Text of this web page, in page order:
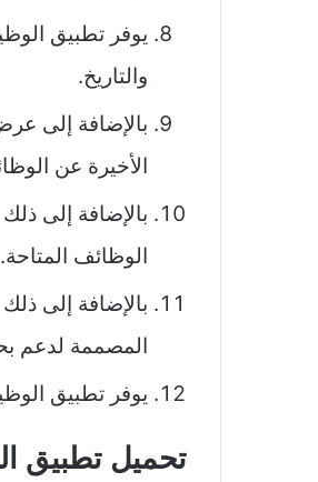
يوفر تطبيق
والتاريخ.
بالإضافة إلى
الأخيرة عن
بالإضافة إلى
الوظائف المتاحة.
بالإضافة إلى
المصممة لدعم
يوفر تطبيق
تحميل تطبيق